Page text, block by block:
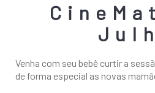
Venha com seu bebê curtir a
de forma especial as novas